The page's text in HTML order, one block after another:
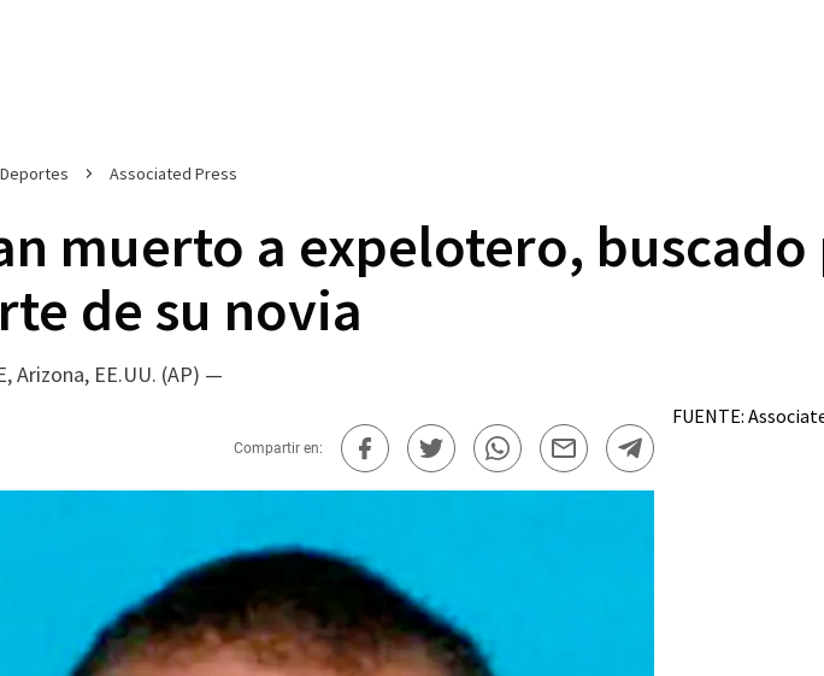
Deportes Associated Press
muerto a expelotero,
de su novia
Arizona, EE.UU. (AP) —
Compartir en:
FUENTE: